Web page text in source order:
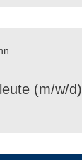
(m/​w/​d)